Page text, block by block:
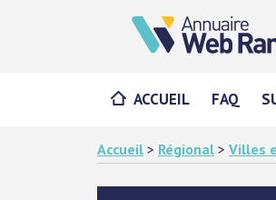
ACCUEIL FAQ
Accueil > Régional > Villes